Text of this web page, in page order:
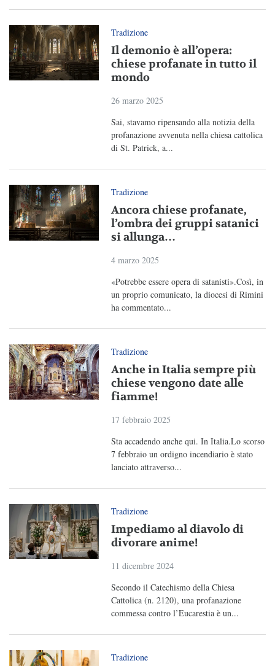
Tradizione
Il demonio è all’opera:
chiese profanate in tutto il
mondo
26 marzo 2025
Sai, stavamo ripensando alla notizia della
profanazione avvenuta nella chiesa cattolica
di St. Patrick, a...
Tradizione
Ancora chiese profanate,
l’ombra dei gruppi satanici
si allunga…
4 marzo 2025
«Potrebbe essere opera di satanisti».Così, in
un proprio comunicato, la diocesi di Rimini
ha commentato...
Tradizione
Anche in Italia sempre più
chiese vengono date alle
fiamme!
17 febbraio 2025
Sta accadendo anche qui. In Italia.Lo scorso
7 febbraio un ordigno incendiario è stato
lanciato attraverso...
Tradizione
Impediamo al diavolo di
divorare anime!
11 dicembre 2024
Secondo il Catechismo della Chiesa
Cattolica (n. 2120), una profanazione
commessa contro l’Eucarestia è un...
Tradizione